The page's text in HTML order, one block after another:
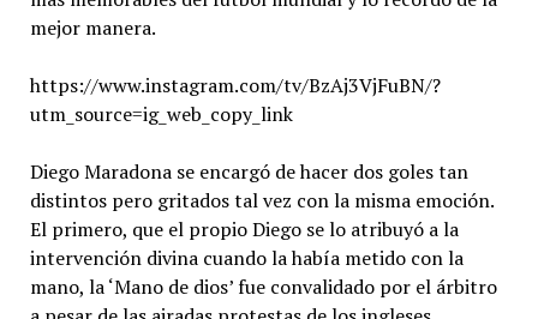
mejor manera.
https://www.instagram.com/tv/BzAj3VjFuBN/?
utm_source=ig_web_copy_link
Diego Maradona se encargó de hacer dos goles tan
distintos pero gritados tal vez con la misma emoción.
El primero, que el propio Diego se lo atribuyó a la
intervención divina cuando la había metido con la
mano, la ‘Mano de dios’ fue convalidado por el árbitro